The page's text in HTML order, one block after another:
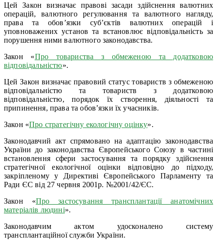
Цей Закон визначає правові засади здійснення валютних
операцій, валютного регулювання та валютного нагляду,
права та обов’язки суб’єктів валютних операцій і
уповноважених установ та встановлює відповідальність за
порушення ними валютного законодавства.
Закон «Про товариства з обмеженою та додатковою
відповідальністю».
Цей Закон визначає правовий статус товариств з обмеженою
відповідальністю та товариств з додатковою
відповідальністю, порядок їх створення, діяльності та
припинення, права та обов’язки їх учасників.
Закон «Про стратегічну екологічну оцінку».
Законодавчий акт спрямовано на адаптацію законодавства
України до законодавства Європейського Союзу в частині
встановлення сфери застосування та порядку здійснення
стратегічної екологічної оцінки відповідно до підходу,
закріпленому у Директиві Європейського Парламенту та
Ради ЄС від 27 червня 2001р. №2001/42/ЄС.
Закон «Про застосування трансплантації анатомічних
матеріалів людині».
Законодавчим актом удосконалено систему
трансплантаційної служби України.